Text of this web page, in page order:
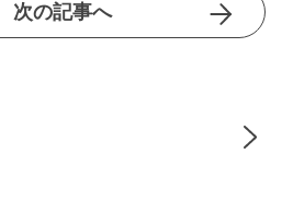
次の記事へ